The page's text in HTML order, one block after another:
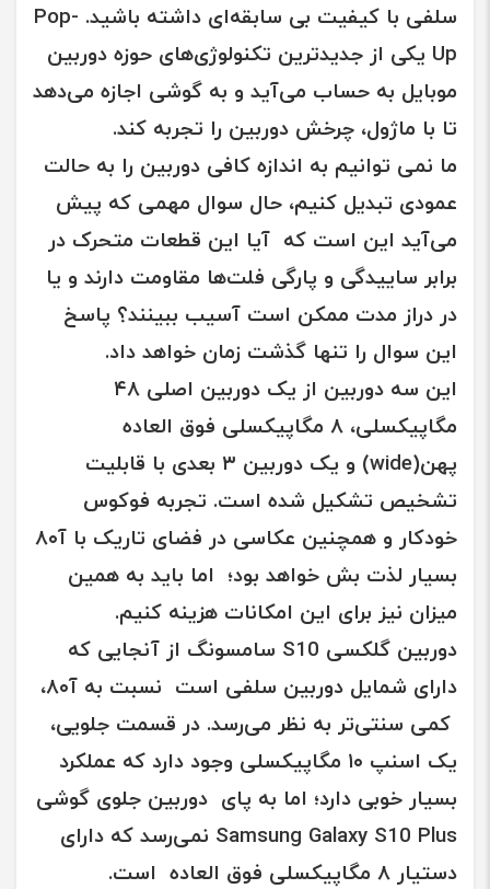
سلفی با کیفیت بی سابقه‌ای داشته باشید. Pop-
Up یکی از جدیدترین تکنولوژی‌های حوزه دوربین
موبایل به حساب می‌آید و به گوشی اجازه می‌دهد
تا با ماژول، چرخش دوربین را تجربه کند.
ما نمی توانیم به اندازه کافی دوربین را به حالت
عمودی تبدیل کنیم، حال سوال مهمی که پیش
می‌آید این است که آیا این قطعات متحرک در
برابر ساییدگی و پارگی فلت‌ها مقاومت دارند و یا
در دراز مدت ممکن است آسیب ببینند؟ پاسخ
این سوال را تنها گذشت زمان خواهد داد.
این سه دوربین از یک دوربین اصلی ۴۸
مگاپیکسلی، ۸ مگاپیکسلی فوق العاده
پهن(wide) و یک دوربین ۳ بعدی با قابلیت
تشخیص تشکیل شده است. تجربه فوکوس
خودکار و همچنین عکاسی در فضای تاریک با آ۸۰
بسیار لذت بش خواهد بود؛ اما باید به همین
میزان نیز برای این امکانات هزینه کنیم.
دوربین گلکسی S10 سامسونگ
از آنجایی که
دارای شمایل دوربین سلفی است نسبت به آ۸۰،
کمی سنتی‌تر به نظر می‌رسد. در قسمت جلویی،
یک اسنپ ۱۰ مگاپیکسلی وجود دارد که عملکرد
بسیار خوبی دارد؛ اما به پای دوربین جلوی گوشی
Samsung Galaxy S10 Plus نمی‌رسد که دارای
دستیار ۸ مگاپیکسلی فوق العاده است.